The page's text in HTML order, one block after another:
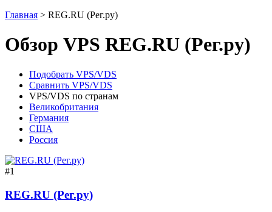
Главная > REG.RU (Рег.ру)
Обзор VPS REG.RU (Рег.ру)
Подобрать VPS/VDS
Сравнить VPS/VDS
VPS/VDS по странам
Великобритания
Германия
США
Россия
#1
REG.RU (Рег.ру)